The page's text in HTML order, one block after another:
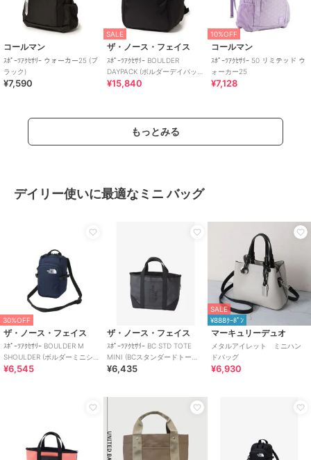
コールマン
ｽﾎﾟｰﾂｱｸｾｻﾘｰ ウォーカー25 (ブ
ラック)
¥7,590
SALE
ザ・ノース・フェイス
ｽﾎﾟｰﾂｱｸｾｻﾘｰ BOULDER
DAYPACK (ボルダーデイパッ
ク)
¥15,840
10%OFF
コールマン
ｽﾎﾟｰﾂｱｸｾｻﾘｰ 50 リミテッド ウ
ォーカー25
¥7,128
もっとみる
デイリー使いに最適なミニ バッグ
30%OFF
ザ・ノース・フェイス
ｽﾎﾟｰﾂｱｸｾｻﾘｰ BOULDER M
SHOULDER (ボルダーミニショ
ルダー)
¥6,545
ザ・ノース・フェイス
ｽﾎﾟｰﾂｱｸｾｻﾘｰ BC STD TOTE
MINI (BCスタンダードトート
ミニ)
¥6,435
SALE
¥888ｸｰﾎﾟﾝ
マーキュリーデュオ
メタルアイレット ミニハン
ドバッグ
¥6,930